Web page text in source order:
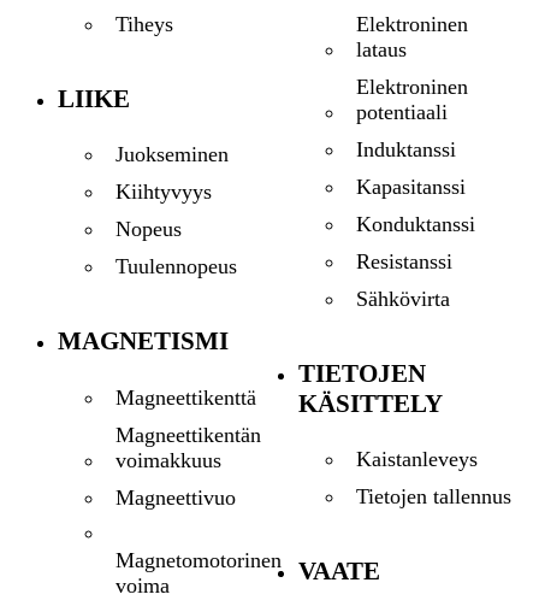
Tiheys
LIIKE
Juokseminen
Kiihtyvyys
Nopeus
Tuulennopeus
MAGNETISMI
Magneettikenttä
Magneettikentän
voimakkuus
Magneettivuo
Magnetomotorinen
voima
Elektroninen
lataus
Elektroninen
potentiaali
Induktanssi
Kapasitanssi
Konduktanssi
Resistanssi
Sähkövirta
TIETOJEN
KÄSITTELY
Kaistanleveys
Tietojen tallennus
VAATE